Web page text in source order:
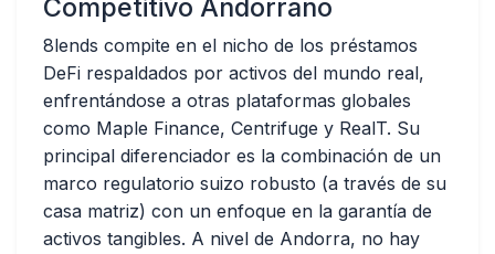
Competitivo Andorrano
8lends compite en el nicho de los préstamos
DeFi respaldados por activos del mundo real,
enfrentándose a otras plataformas globales
como Maple Finance, Centrifuge y RealT. Su
principal diferenciador es la combinación de un
marco regulatorio suizo robusto (a través de su
casa matriz) con un enfoque en la garantía de
activos tangibles. A nivel de Andorra, no hay